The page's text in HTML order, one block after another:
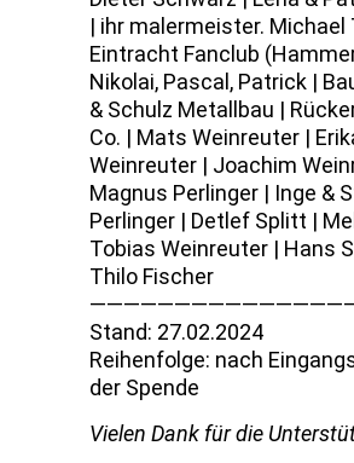
| ihr malermeister. Michael
Eintracht Fanclub
Nikolai, Pascal, Patrick |
& Schulz Metallbau |
Co. | Mats Weinreuter |
Weinreuter | Joachim
Magnus Perlinger | Inge &
Perlinger | Detlef Splitt |
Tobias Weinreuter | Hans
Thilo Fischer
Stand: 27.02.2024
Reihenfolge: nach
der Spende
Vielen Dank für die